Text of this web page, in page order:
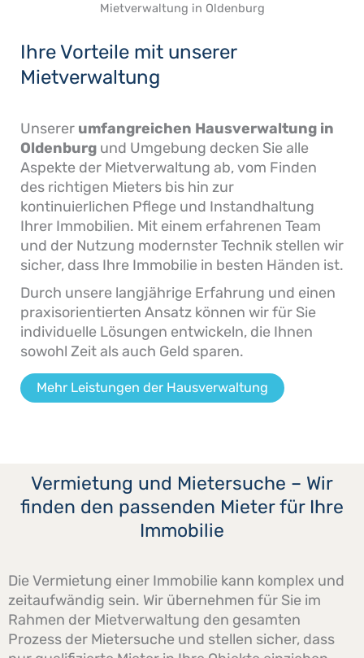
Mietverwaltung in Oldenburg
Ihre Vorteile mit unserer
Mietverwaltung
Unserer umfangreichen Hausverwaltung in
Oldenburg und Umgebung decken Sie alle
Aspekte der Mietverwaltung ab, vom Finden
des richtigen Mieters bis hin zur
kontinuierlichen Pflege und Instandhaltung
Ihrer Immobilien. Mit einem erfahrenen Team
und der Nutzung modernster Technik stellen wir
sicher, dass Ihre Immobilie in besten Händen ist.
Durch unsere langjährige Erfahrung und einen
praxisorientierten Ansatz können wir für Sie
individuelle Lösungen entwickeln, die Ihnen
sowohl Zeit als auch Geld sparen.
Mehr Leistungen der Hausverwaltung
Vermietung und Mietersuche – Wir
finden den passenden Mieter für Ihre
Immobilie
Die Vermietung einer Immobilie kann komplex und
zeitaufwändig sein. Wir übernehmen für Sie im
Rahmen der Mietverwaltung den gesamten
Prozess der Mietersuche und stellen sicher, dass